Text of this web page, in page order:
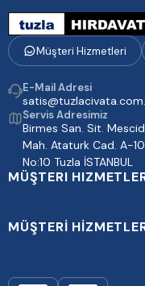
Müşteri Hizmetleri
E-Mail Adresi
Servis Adresimiz
Birmes San. Sit. Mescid
Mah. Ataturk Cad. A-
No:10 Tuzla İSTANBUL
MÜŞTERI
MÜŞTERİ